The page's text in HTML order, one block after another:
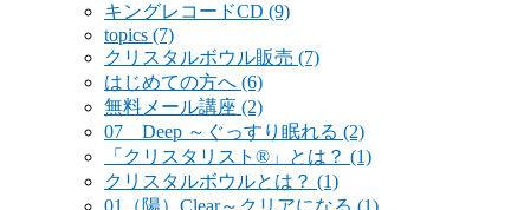
キングレコードCD (9)
topics (7)
クリスタルボウル販売 (7)
はじめての方へ (6)
無料メール講座 (2)
07 Deep ～ぐっすり眠れる (2)
「クリスタリスト®」とは？ (1)
クリスタルボウルとは？ (1)
01（陽）Clear～クリアになる (1)